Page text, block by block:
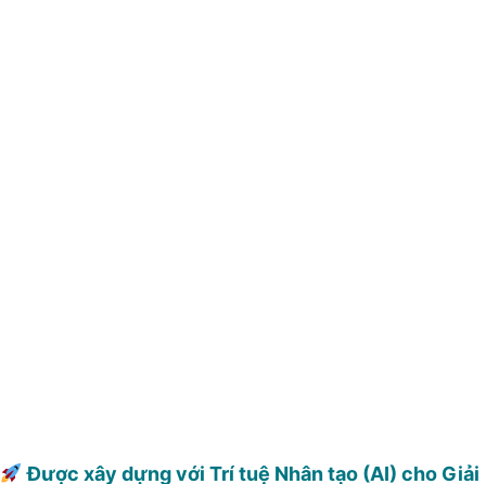
Được xây dựng với Trí tuệ Nhân tạo (AI) cho Giải